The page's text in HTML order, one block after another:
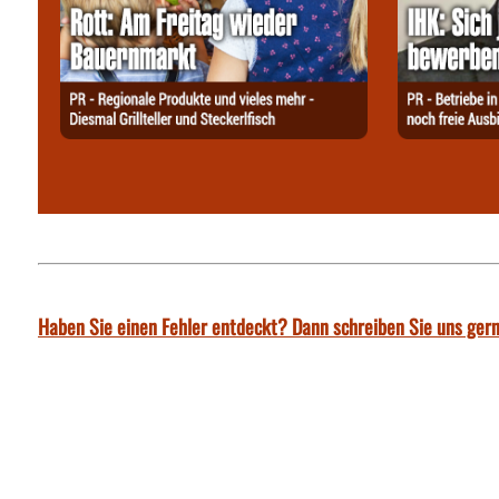
Haben Sie einen Fehler entdeckt? Dann schreiben Sie uns